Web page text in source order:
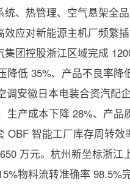
、热管理、空气悬架全
应对新能源主机厂频繁
团控股浙江区域完成
降低 35%、产品不良率
调安徽日本电装合资汽配
生产成本下降 28%、产
OBF 智能工厂库存周转
万元。杭州新坐标浙
物料流转准确率